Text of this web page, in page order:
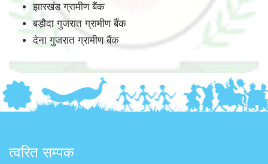
झारखंड ग्रामीण बैंक
बड़ौदा गुजरात ग्रामीण बैंक
देना गुजरात ग्रामीण बैंक
त्वरित सम्पक